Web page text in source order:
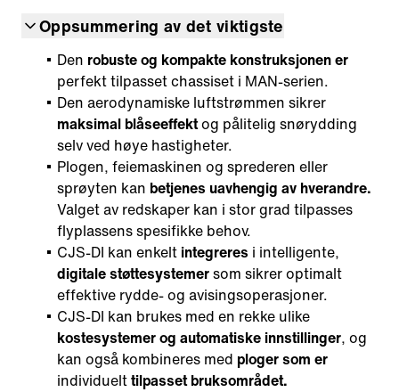
Oppsummering av det viktigste
Den robuste og kompakte konstruksjonen er
perfekt tilpasset chassiset i MAN-serien.
Den aerodynamiske luftstrømmen sikrer
maksimal blåseeffektog pålitelig snørydding
selv ved høye hastigheter.
Plogen, feiemaskinen og sprederen eller
sprøyten kan betjenes uavhengig av hverandre.
Valget av redskaper kan i stor grad tilpasses
flyplassens spesifikke behov.
CJS-DI kan enkelt integreres i intelligente,
digitale støttesystemersom sikrer optimalt
effektive rydde- og avisingsoperasjoner.
CJS-DI kan brukes med en rekke ulike
kostesystemer og automatiske innstillinger, og
kan også kombineres med ploger som er
individuelttilpasset bruksområdet.